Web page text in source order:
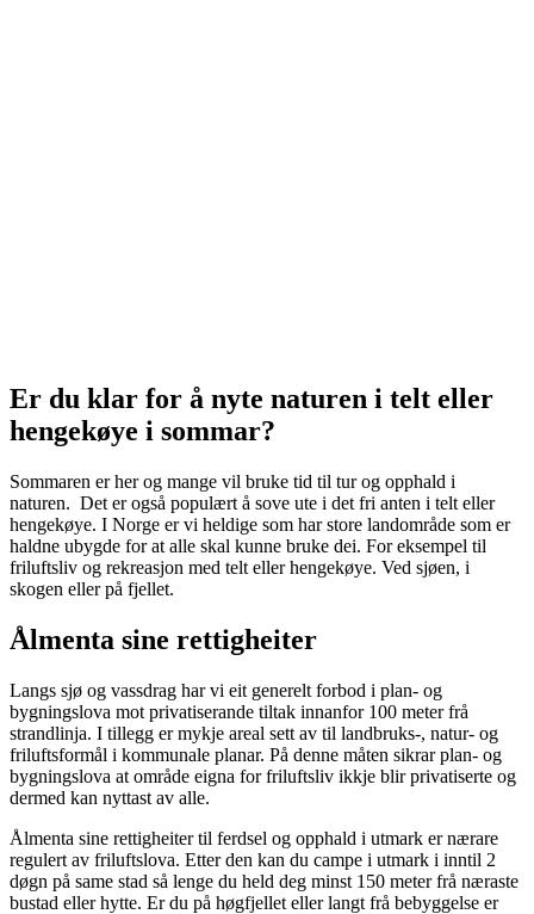
Er du klar for å nyte naturen i telt eller
hengekøye i sommar?
Sommaren er her og mange vil bruke tid til tur og opphald i
naturen. Det er også populært å sove ute i det fri anten i telt eller
hengekøye. I Norge er vi heldige som har store landområde som er
haldne ubygde for at alle skal kunne bruke dei. For eksempel til
friluftsliv og rekreasjon med telt eller hengekøye. Ved sjøen, i
skogen eller på fjellet.
Ålmenta sine rettigheiter
Langs sjø og vassdrag har vi eit generelt forbod i plan- og
bygningslova mot privatiserande tiltak innanfor 100 meter frå
strandlinja. I tillegg er mykje areal sett av til landbruks-, natur- og
friluftsformål i kommunale planar. På denne måten sikrar plan- og
bygningslova at område eigna for friluftsliv ikkje blir privatiserte og
dermed kan nyttast av alle.
Ålmenta sine rettigheiter til ferdsel og opphald i utmark er nærare
regulert av friluftslova. Etter den kan du campe i utmark i inntil 2
døgn på same stad så lenge du held deg minst 150 meter frå næraste
bustad eller hytte. Er du på høgfjellet eller langt frå bebyggelse er